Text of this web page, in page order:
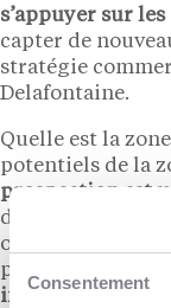
Consentement
s’appuyer sur
capter de
stratégie
Delafontaine.
Quelle est la
potentiels de la
prospection est
d’une franchise
oreille, réseau
permettant
de
indispensables
.